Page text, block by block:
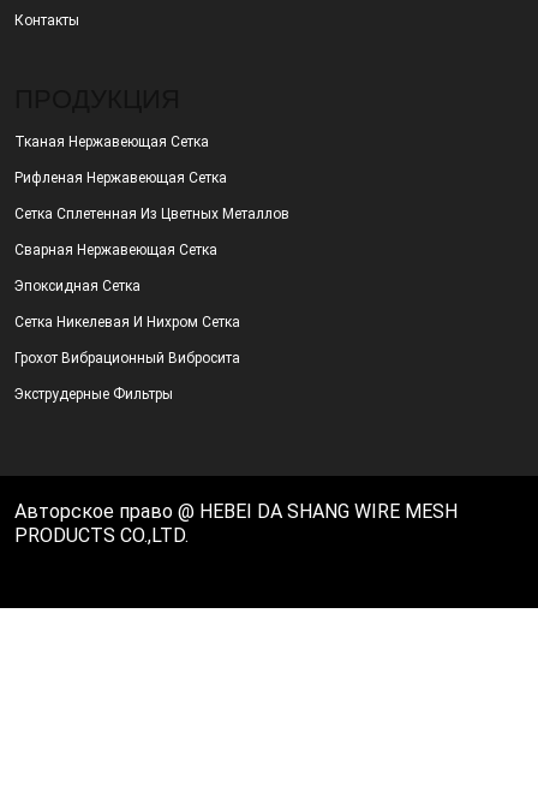
Контакты
Тканая Нержавеющая Сетка
Рифленая Нержавеющая Сетка
Сетка Сплетенная Из Цветных Металлов
Сварная Нержавеющая Сетка
Эпоксидная Сетка
Сетка Никелевая И Нихром Сетка
Грохот Вибрационный Вибросита
Экструдерные Фильтры
Авторское право @ HEBEI DA SHANG WIRE MESH
PRODUCTS CO.,LTD.